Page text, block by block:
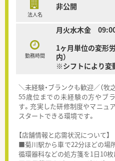
法人名
非公開
勤務時間
月火水木金
1ヶ月単位の変形
内）
※シフトにより変
＼未経験・ブランクも歓迎／（牧
55歳位までの未経験の方やブ
す。充実した研修制度やマニュ
スタートできる環境です。
【店舗情報と応需状況について】
■菊川駅から車で22分ほどの場
循環器科などの処方箋を1日10枚